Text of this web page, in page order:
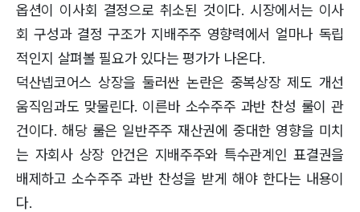
옵션이 이사회 결정으로 취소된 것이다. 시장에서는 이사
회 구성과 결정 구조가 지배주주 영향력에서 얼마나 독립
적인지 살펴볼 필요가 있다는 평가가 나온다.
덕산넵코어스 상장을 둘러싼 논란은 중복상장 제도 개선
움직임과도 맞물린다. 이른바 소수주주 과반 찬성 룰이 관
건이다. 해당 룰은 일반주주 재산권에 중대한 영향을 미치
는 자회사 상장 안건은 지배주주와 특수관계인 표결권을
배제하고 소수주주 과반 찬성을 받게 해야 한다는 내용이
다.